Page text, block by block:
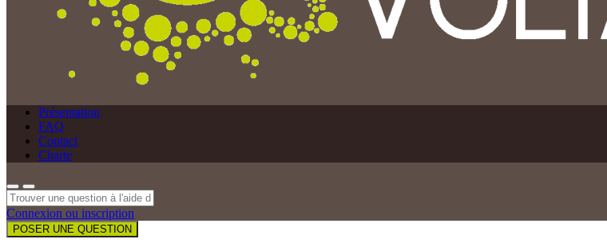
Présentation
FAQ
Contact
Charte
Connexion ou inscription
POSER UNE QUESTION